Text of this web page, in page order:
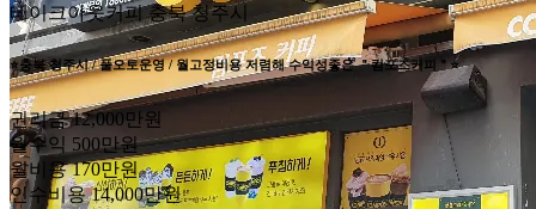
테이크아웃커피 충북 청주시
⭐충북 청주시 / 풀오토운영 / 월고정비용 저렴해 수익성좋은 ＂컴포즈커피＂⭐
권리금 12,000만원
월수익 500만원
월비용 170만원
인수비용 14,000만원